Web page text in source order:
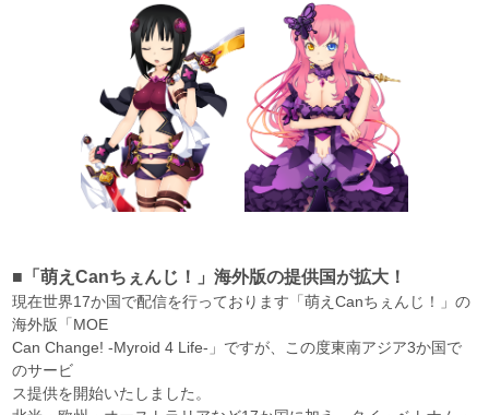
■「萌えCanちぇんじ！」海外版の提供国が拡大！
現在世界17か国で配信を行っております「萌えCanちぇんじ！」の
海外版「MOE
Can Change! -Myroid 4 Life-」ですが、この度東南アジア3か国で
のサービ
ス提供を開始いたしました。